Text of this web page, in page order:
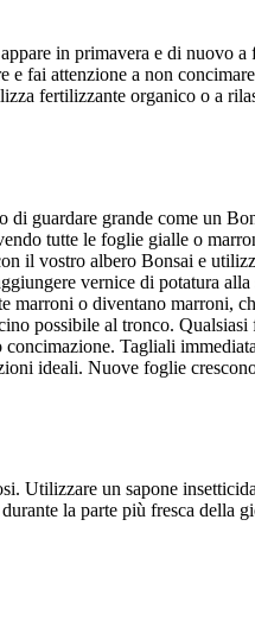
in primavera e di nuovo a
attenzione a non
fertilizzante organico o a
guardare grande come un
tutte le foglie gialle o
il vostro albero Bonsai e
vernice di potatura
o diventano marroni,
possibile al tronco.
Tagliali
ideali. Nuove foglie
Utilizzare un sapone
la parte più fresca